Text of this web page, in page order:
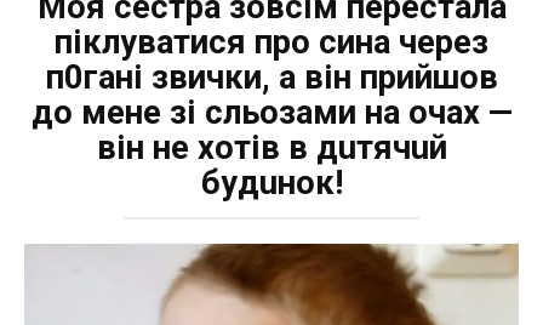
піклуватися про сина через
п0гані звички, а він прийшов
до мене зі сльозами на очах —
він не хотів в дuтячuй
бyдuнoк!